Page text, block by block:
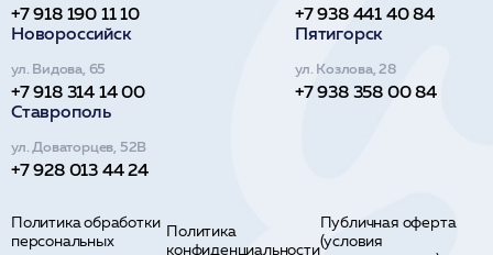
+7 918 190 11 10
+7 938 441 40 84
Новороссийск
ул. Видова, 65
+7 918 314 14 00
Пятигорск
ул. Козлова, 28
+7 938 358 00 84
Ставрополь
ул. Доваторцев, 52В
+7 928 013 44 24
Политика обработки
персональных
Политика
конфиденциальности
Публичная оферта
(условия